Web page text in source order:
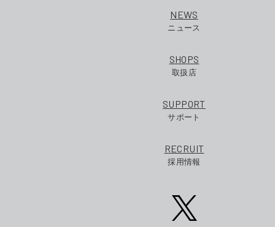
NEWS
ニュース
SHOPS
取扱店
SUPPORT
サポート
RECRUIT
採用情報